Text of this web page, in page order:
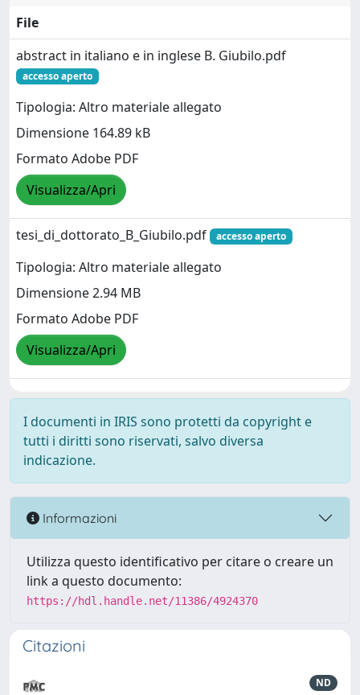
File
abstract in italiano e in inglese B. Giubilo.pdf
accesso aperto
Tipologia: Altro materiale allegato
Dimensione 164.89 kB
Formato Adobe PDF
Visualizza/Apri
tesi_di_dottorato_B_Giubilo.pdf accesso aperto
Tipologia: Altro materiale allegato
Dimensione 2.94 MB
Formato Adobe PDF
Visualizza/Apri
I documenti in IRIS sono protetti da copyright e
tutti i diritti sono riservati, salvo diversa
indicazione.
Informazioni
Utilizza questo identificativo per citare o creare un
link a questo documento:
https://hdl.handle.net/11386/4924370
Citazioni
ND